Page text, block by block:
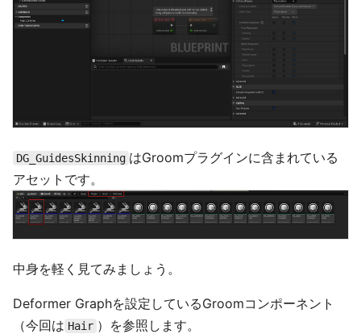
DG_GuidesSkinning はGroomプラグインに含まれている
アセットです。
中身を軽く見てみましょう。
Deformer Graphを設定しているGroomコンポーネント
（今回は Hair ）を参照します。